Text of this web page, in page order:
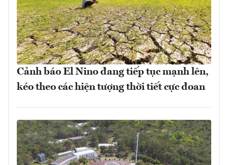
Cảnh báo El Nino đang tiếp tục mạnh lên,
kéo theo các hiện tượng thời tiết cực đoan